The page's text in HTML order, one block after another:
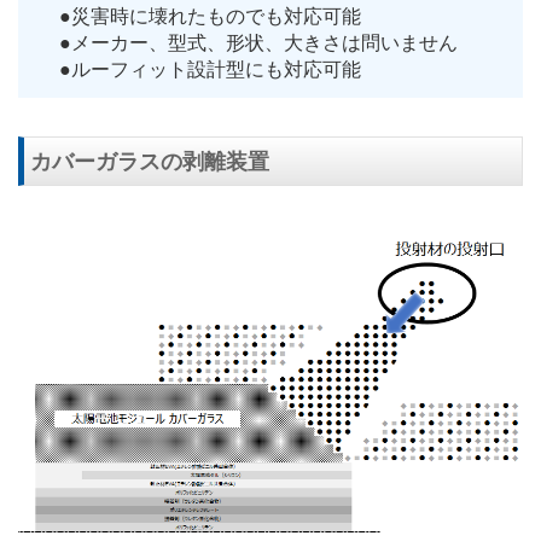
災害時に壊れたものでも対応可能
メーカー、型式、形状、大きさは問いません
ルーフィット設計型にも対応可能
カバーガラスの剥離装置